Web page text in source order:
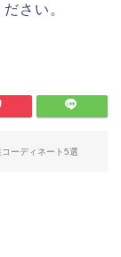
さい。
ーディネート5選